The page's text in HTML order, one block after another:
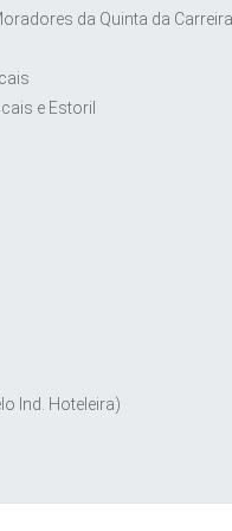
da Quinta da Carreira
e Estoril
Ind. Hoteleira)